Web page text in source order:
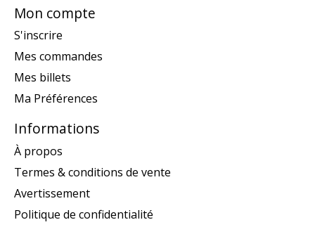
Mon compte
S'inscrire
Mes commandes
Mes billets
Ma Préférences
Informations
À propos
Termes & conditions de vente
Avertissement
Politique de confidentialité